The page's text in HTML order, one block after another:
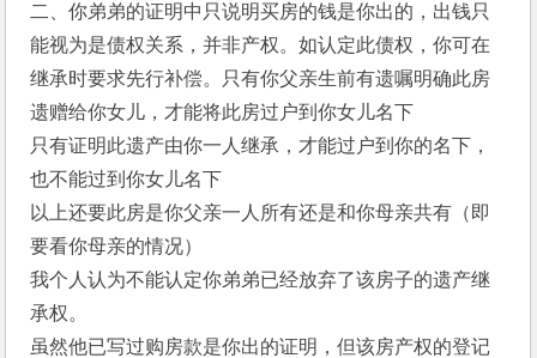
二、你弟弟的证明中只说明买房的钱是你出的，出钱只
能视为是债权关系，并非产权。如认定此债权，你可在
继承时要求先行补偿。只有你父亲生前有遗嘱明确此房
遗赠给你女儿，才能将此房过户到你女儿名下
只有证明此遗产由你一人继承，才能过户到你的名下，
也不能过到你女儿名下
以上还要此房是你父亲一人所有还是和你母亲共有（即
要看你母亲的情况）
我个人认为不能认定你弟弟已经放弃了该房子的遗产继
承权。
虽然他已写过购房款是你出的证明，但该房产权的登记